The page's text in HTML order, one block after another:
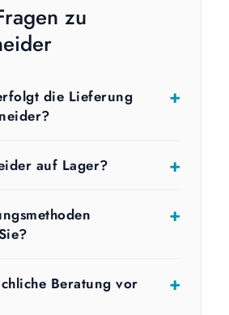
zu
die Lieferung
auf Lager?
Beratung vor